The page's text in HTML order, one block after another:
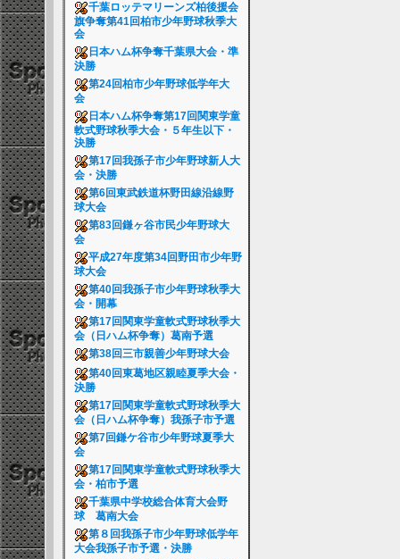
千葉ロッテマリーンズ柏後援会
旗争奪第41回柏市少年野球秋季大
会
日本ハム杯争奪千葉県大会・準
決勝
第24回柏市少年野球低学年大
会
日本ハム杯争奪第17回関東学童
軟式野球秋季大会・５年生以下・
決勝
第17回我孫子市少年野球新人大
会・決勝
第6回東武鉄道杯野田線沿線野
球大会
第83回鎌ヶ谷市民少年野球大
会
平成27年度第34回野田市少年野
球大会
第40回我孫子市少年野球秋季大
会・開幕
第17回関東学童軟式野球秋季大
会（日ハム杯争奪）葛南予選
第38回三市親善少年野球大会
第40回東葛地区親睦夏季大会・
決勝
第17回関東学童軟式野球秋季大
会（日ハム杯争奪）我孫子市予選
第7回鎌ケ谷市少年野球夏季大
会
第17回関東学童軟式野球秋季大
会・柏市予選
千葉県中学校総合体育大会野
球 葛南大会
第８回我孫子市少年野球低学年
大会我孫子市予選・決勝